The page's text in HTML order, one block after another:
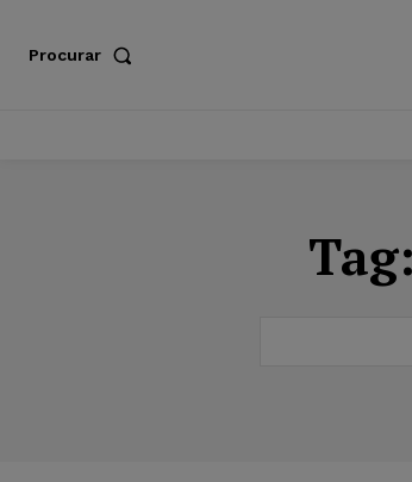
Procurar
Tag: